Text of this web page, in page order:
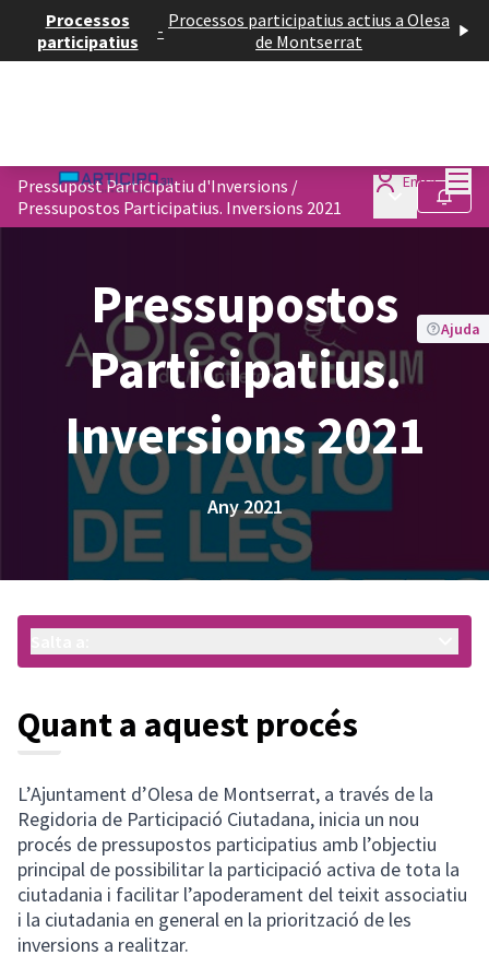
Processos
participatius
- Processos participatius actius a Olesa
de Montserrat
Entra
Pressupost Participatiu d'Inversions /
Pressupostos Participatius. Inversions 2021
Menú Seguir
Ajuda
Pressupostos
Participatius.
Inversions 2021
Any 2021
Quant a aquest procés
L’Ajuntament d’Olesa de Montserrat, a través de la
Regidoria de Participació Ciutadana, inicia un nou
procés de pressupostos participatius amb l’objectiu
principal de possibilitar la participació activa de tota la
ciutadania i facilitar l’apoderament del teixit associatiu
i la ciutadania en general en la priorització de les
inversions a realitzar.